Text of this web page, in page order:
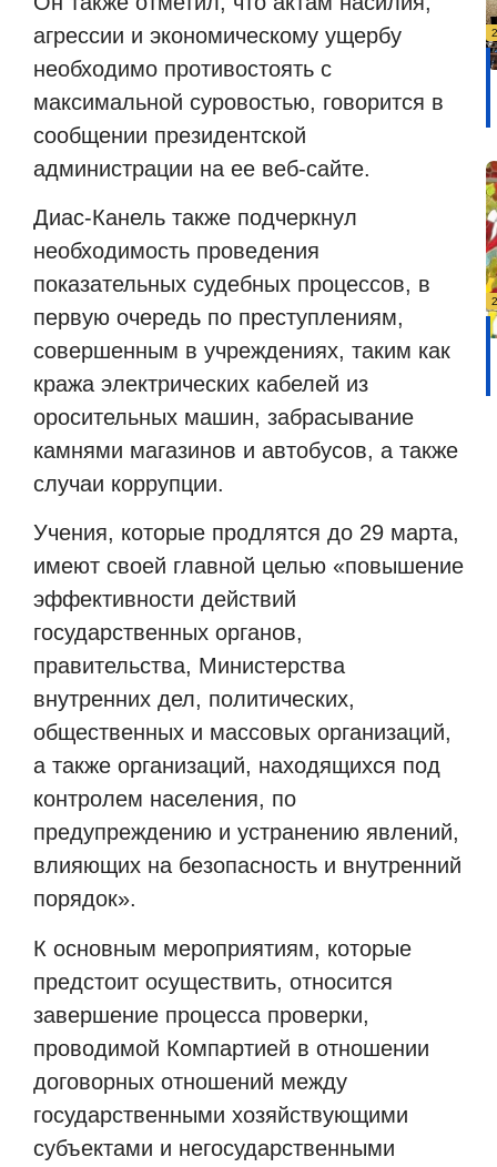
агрессии и экономическому ущербу
необходимо противостоять с
максимальной суровостью, говорится в
сообщении президентской
администрации на ее веб-сайте.
Диас-Канель также подчеркнул
необходимость проведения
показательных судебных процессов, в
первую очередь по преступлениям,
совершенным в учреждениях, таким как
кража электрических кабелей из
оросительных машин, забрасывание
камнями магазинов и автобусов, а также
случаи коррупции.
Учения, которые продлятся до 29 марта,
имеют своей главной целью «повышение
эффективности действий
государственных органов,
правительства, Министерства
внутренних дел, политических,
общественных и массовых организаций,
а также организаций, находящихся под
контролем населения, по
предупреждению и устранению явлений,
влияющих на безопасность и внутренний
порядок».
К основным мероприятиям, которые
предстоит осуществить, относится
завершение процесса проверки,
проводимой Компартией в отношении
договорных отношений между
государственными хозяйствующими
субъектами и негосударственными